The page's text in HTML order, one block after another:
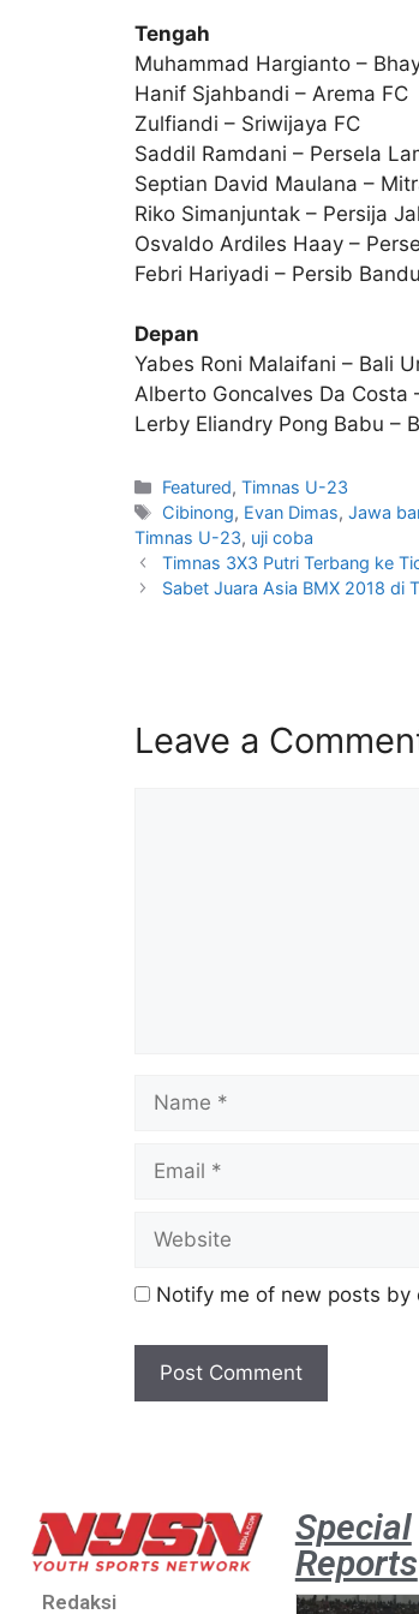
Tengah
Muhammad Hargianto –
Hanif Sjahbandi – Arema FC
Zulfiandi – Sriwijaya FC
Saddil Ramdani – Persela
Septian David Maulana –
Riko Simanjuntak – Persija
Osvaldo Ardiles Haay –
Febri Hariyadi – Persib
Depan
Yabes Roni Malaifani – Bali
Alberto Goncalves Da Costa
Lerby Eliandry Pong Babu –
Featured,Timnas U-23
Cibinong, Evan Dimas,Jawa
Timnas U-23, uji coba
Timnas 3X3 Putri Terbang ke
Sabet Juara Asia BMX 2018 di
Leave a
Notify me of new posts by
Redaksi
Special
Reports